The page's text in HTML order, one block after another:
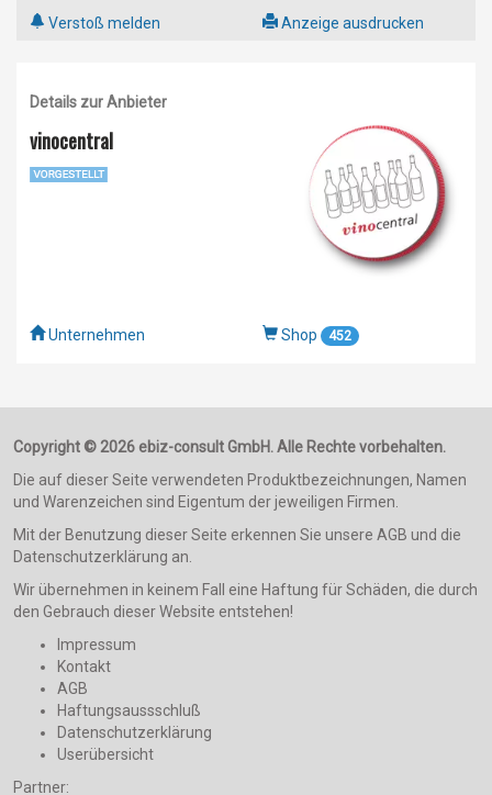
Verstoß melden Anzeige ausdrucken
Details zur Anbieter
vinocentral
Unternehmen Shop 452
Copyright © 2026 ebiz-consult GmbH. Alle Rechte vorbehalten.
Die auf dieser Seite verwendeten Produktbezeichnungen, Namen
und Warenzeichen sind Eigentum der jeweiligen Firmen.
Mit der Benutzung dieser Seite erkennen Sie unsere AGB und die
Datenschutzerklärung an.
Wir übernehmen in keinem Fall eine Haftung für Schäden, die durch
den Gebrauch dieser Website entstehen!
Impressum
Kontakt
AGB
Haftungsaussschluß
Datenschutzerklärung
Userübersicht
Partner: